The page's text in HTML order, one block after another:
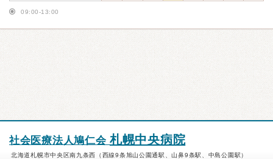
09:00-13:00
社会医療法人鳩仁会 札幌中央病院
北海道札幌市中央区南九条西（西線9条旭山公園通駅、山鼻9条駅、中島公園駅）